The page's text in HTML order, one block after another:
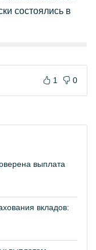
состоялись в
1 0
выплата
вкладов: